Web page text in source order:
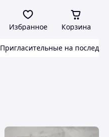
Избранное Корзина
Пригласительные на